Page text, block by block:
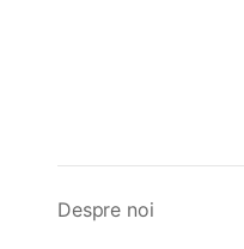
Despre noi